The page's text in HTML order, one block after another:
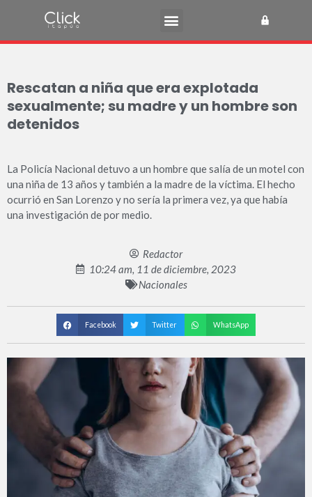
Rescatan a niña que era explotada
sexualmente; su madre y un hombre son
detenidos
La Policía Nacional detuvo a un hombre que salía de un motel con
una niña de 13 años y también a la madre de la víctima. El hecho
ocurrió en San Lorenzo y no sería la primera vez, ya que había
una investigación de por medio.
Redactor
10:24 am, 11 de diciembre, 2023
Nacionales
Facebook Twitter WhatsApp